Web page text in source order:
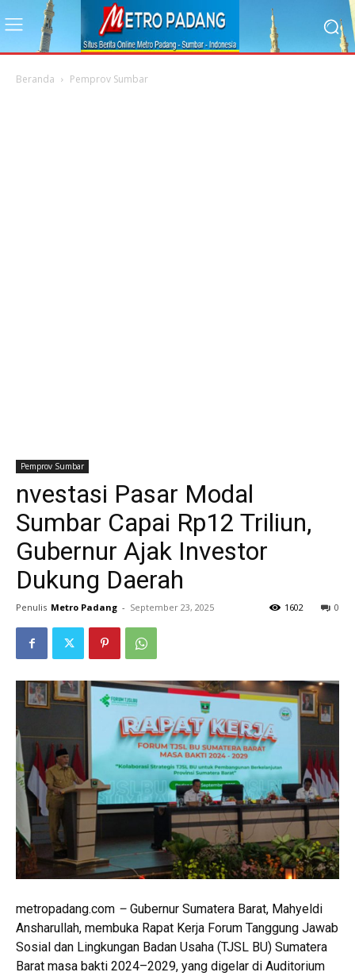
Beranda Pemprov Sumbar
Pemprov Sumbar
nvestasi Pasar Modal
Sumbar Capai Rp12 Triliun,
Gubernur Ajak Investor
Dukung Daerah
Penulis Metro Padang - September 23, 2025 0
1602
metropadang.com – Gubernur Sumatera Barat, Mahyeldi
Ansharullah, membuka Rapat Kerja Forum Tanggung Jawab
Sosial dan Lingkungan Badan Usaha (TJSL BU) Sumatera
Barat masa bakti 2024–2029, yang digelar di Auditorium